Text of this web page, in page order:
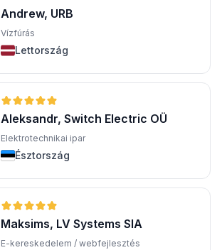
Andrew, URB
Vízfúrás
Lettország
Aleksandr, Switch Electric OÜ
Elektrotechnikai ipar
Észtország
Maksims, LV Systems SIA
E-kereskedelem / webfejlesztés